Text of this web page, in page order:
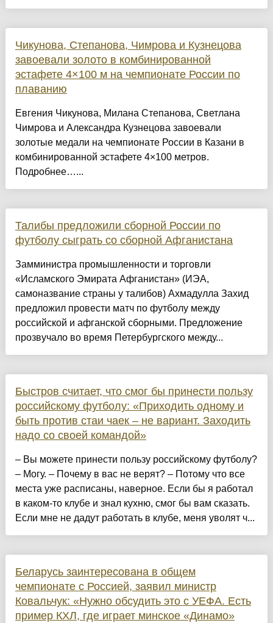
Чикунова, Степанова, Чимрова и Кузнецова
завоевали золото в комбинированной
эстафете 4×100 м на чемпионате России по
плаванию
Евгения Чикунова, Милана Степанова, Светлана
Чимрова и Александра Кузнецова завоевали
золотые медали на чемпионате России в Казани в
комбинированной эстафете 4×100 метров.
Подробнее…...
Талибы предложили сборной России по
футболу сыграть со сборной Афганистана
Замминистра промышленности и торговли
«Исламского Эмирата Афганистан» (ИЭА,
самоназвание страны у талибов) Ахмадулла Захид
предложил провести матч по футболу между
российской и афганской сборными. Предложение
прозвучало во время Петербургского между...
Быстров считает, что смог бы принести пользу
российскому футболу: «Приходить одному и
быть против стаи чаек – не вариант. Заходить
надо со своей командой»
– Вы можете принести пользу российскому футболу?
– Могу. – Почему в вас не верят? – Потому что все
места уже расписаны, наверное. Если бы я работал
в каком-то клубе и знал кухню, смог бы вам сказать.
Если мне не дадут работать в клубе, меня уволят ч...
Беларусь заинтересована в общем
чемпионате с Россией, заявил министр
Ковальчук: «Нужно обсудить это с УЕФА. Есть
пример КХЛ, где играет минское «Динамо»